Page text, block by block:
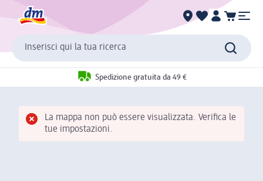
Inserisci qui la tua ricerca
Spedizione gratuita da 49 €
La mappa non può essere visualizzata. Verifica le
tue impostazioni.